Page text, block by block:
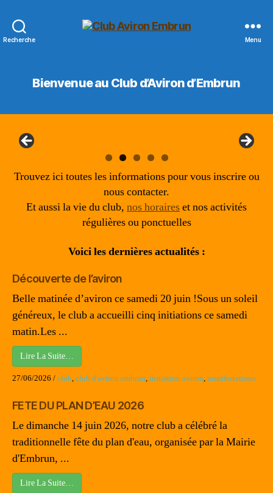
Recherche Menu
Bienvenue au Club d’Aviron d’Embrun
Trouvez ici toutes les informations pour vous inscrire ou
nous contacter.
Et aussi la vie du club, nos horaireset nos activités
régulières ou ponctuelles
Voici les dernières actualités :
Découverte de l’aviron
Belle matinée d’aviron ce samedi 20 juin !Sous un soleil
généreux, le club a accueilli cinq initiations ce samedi
matin.Les ...
Lire La Suite…
27/06/2026 /club,club d'aviron embrun,initiation aviron,manifestations
FETE DU PLAN D’EAU 2026
Le dimanche 14 juin 2026, notre club a célébré la
traditionnelle fête du plan d'eau, organisée par la Mairie
d'Embrun, ...
Lire La Suite…